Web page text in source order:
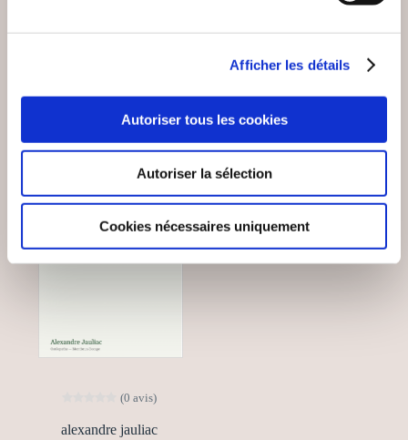
Afficher les détails
Autoriser tous les cookies
Autoriser la sélection
Cookies nécessaires uniquement
VOUS AIMEREZ AUSSI
(0 avis)
alexandre jauliac